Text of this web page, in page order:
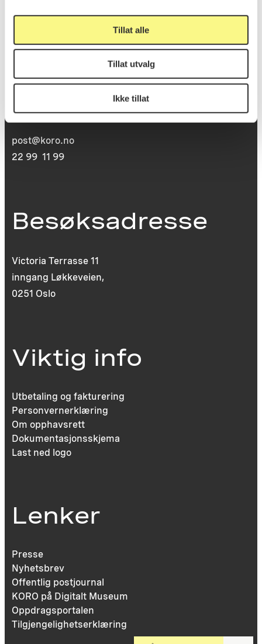
Tillat alle
Tillat utvalg
Ikke tillat
Postadresse
Postboks 6994
0130 Oslo
post@koro.no
22 99 11 99
Besøksadresse
Victoria Terrasse 11
inngang Løkkeveien,
0251 Oslo
Viktig info
Utbetaling og fakturering
Personvernerklæring
Om opphavsrett
Dokumentasjonsskjema
Last ned logo
Lenker
Presse
Nyhetsbrev
Offentlig postjournal
KORO på Digitalt Museum
Oppdragsportalen
Tilgjengelighetserklæring